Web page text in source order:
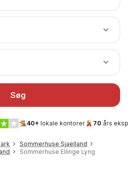
Søg
40+ lokale kontorer 70 års
Sommerhuse Sjaelland
Sommerhuse Ellinge Lyng